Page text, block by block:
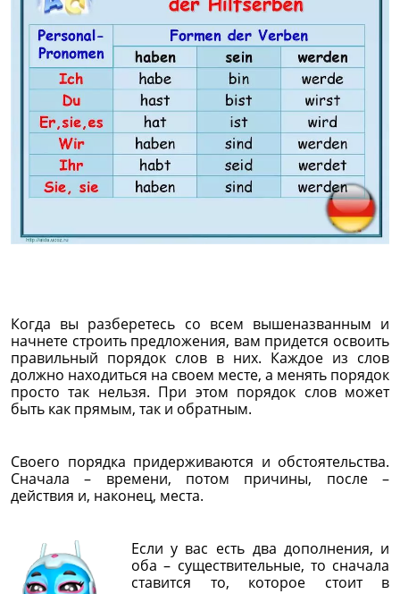
Когда вы разберетесь со всем вышеназванным и
начнете строить предложения, вам придется освоить
правильный порядок слов в них. Каждое из слов
должно находиться на своем месте, а менять порядок
просто так нельзя. При этом порядок слов может
быть как прямым, так и обратным.
Своего порядка придерживаются и обстоятельства.
Сначала – времени, потом причины, после –
действия и, наконец, места.
Если у вас есть два дополнения, и
оба – существительные, то сначала
ставится то, которое стоит в